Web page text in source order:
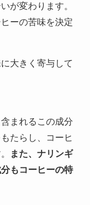
が変わります。
ーの苦味を決定
大きく寄与して
まれるこの成分
たらし、コーヒ
また、ナリンギ
もコーヒーの特